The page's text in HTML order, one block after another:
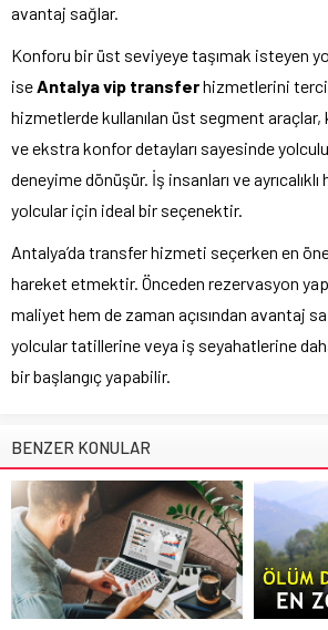
avantaj sağlar.
Konforu bir üst seviyeye taşımak isteyen
ise Antalyavip transferhizmetlerini
hizmetlerde kullanılan üst segment
ve ekstra konfor detayları sayesinde
deneyime dönüşür. İş insanları ve
yolcular için ideal bir seçenektir.
Antalya’da transfer hizmeti seçerken en
hareket etmektir. Önceden rezervasyon
maliyet hem de zaman açısından avantaj
yolcular tatillerine veya iş seyahatlerine
bir başlangıç yapabilir.
BENZER KONULAR